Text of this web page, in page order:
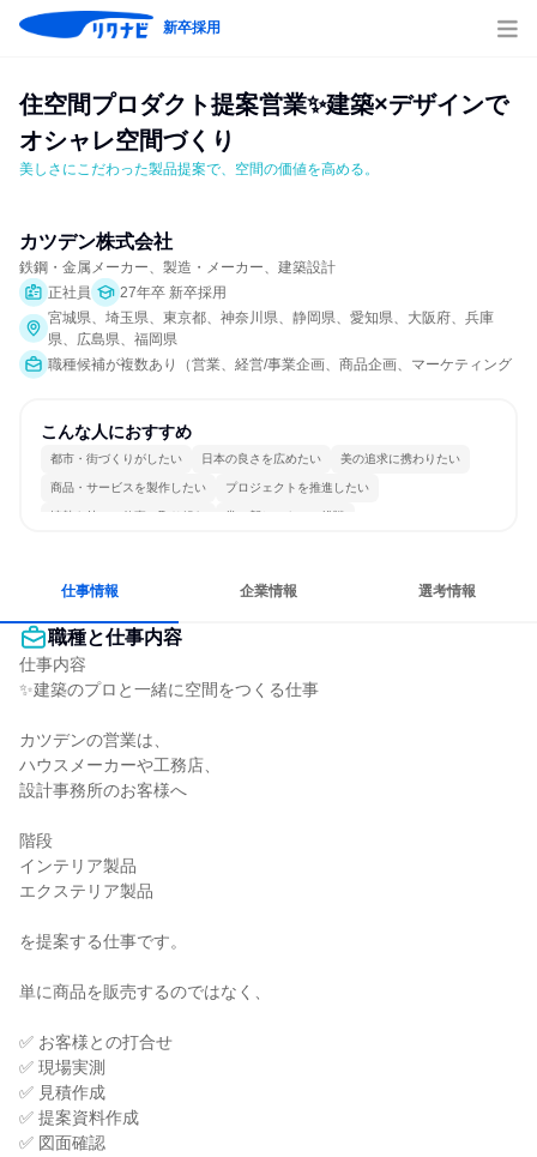
新卒採用
住空間プロダクト提案営業✨建築×デザインで
オシャレ空間づくり
美しさにこだわった製品提案で、空間の価値を高める。
カツデン株式会社
鉄鋼・金属メーカー、製造・メーカー、建築設計
正社員
27年卒 新卒採用
宮城県、埼玉県、東京都、神奈川県、静岡県、愛知県、大阪府、兵庫
県、広島県、福岡県
職種候補が複数あり（営業、経営/事業企画、商品企画、マーケティング・
こんな人におすすめ
都市・街づくりがしたい 日本の良さを広めたい 美の追求に携わりたい
商品・サービスを製作したい プロジェクトを推進したい
情熱を持って仕事に取り組む 常に新しいものに挑戦
仕事情報 企業情報 選考情報
職種と仕事内容
仕事内容
✨️建築のプロと一緒に空間をつくる仕事
カツデンの営業は、
ハウスメーカーや工務店、
設計事務所のお客様へ
階段
インテリア製品
エクステリア製品
を提案する仕事です。
単に商品を販売するのではなく、
✅ お客様との打合せ
✅ 現場実測
✅ 見積作成
✅ 提案資料作成
✅ 図面確認